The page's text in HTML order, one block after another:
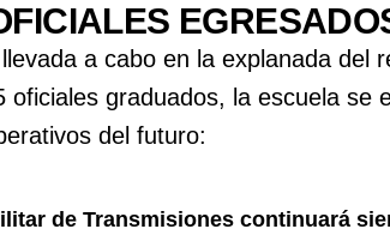
a cabo en la explanada
oficiales graduados, la escuela
del futuro:
de Transmisiones continuará